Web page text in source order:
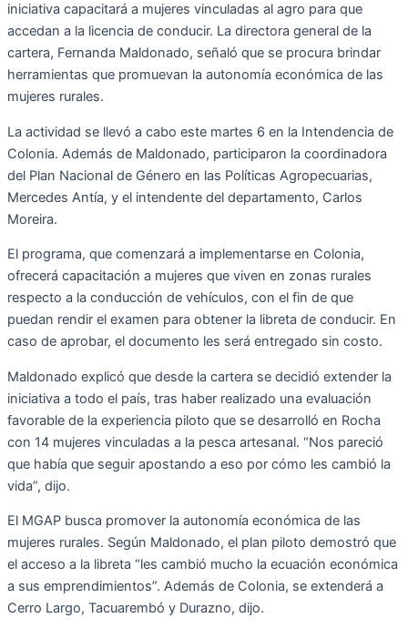
iniciativa capacitará a mujeres vinculadas al agro para que
accedan a la licencia de conducir. La directora general de la
cartera, Fernanda Maldonado, señaló que se procura brindar
herramientas que promuevan la autonomía económica de las
mujeres rurales.
La actividad se llevó a cabo este martes 6 en la Intendencia de
Colonia. Además de Maldonado, participaron la coordinadora
del Plan Nacional de Género en las Políticas Agropecuarias,
Mercedes Antía, y el intendente del departamento, Carlos
Moreira.
El programa, que comenzará a implementarse en Colonia,
ofrecerá capacitación a mujeres que viven en zonas rurales
respecto a la conducción de vehículos, con el fin de que
puedan rendir el examen para obtener la libreta de conducir. En
caso de aprobar, el documento les será entregado sin costo.
Maldonado explicó que desde la cartera se decidió extender la
iniciativa a todo el país, tras haber realizado una evaluación
favorable de la experiencia piloto que se desarrolló en Rocha
con 14 mujeres vinculadas a la pesca artesanal. “Nos pareció
que había que seguir apostando a eso por cómo les cambió la
vida”, dijo.
El MGAP busca promover la autonomía económica de las
mujeres rurales. Según Maldonado, el plan piloto demostró que
el acceso a la libreta “les cambió mucho la ecuación económica
a sus emprendimientos”. Además de Colonia, se extenderá a
Cerro Largo, Tacuarembó y Durazno, dijo.